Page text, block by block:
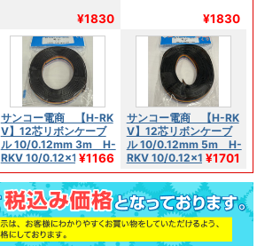
¥1830 ¥1830
サンコー電商 【H-RK
V】12芯リボンケーブ
ル 10/0.12mm 3m H-
RKV 10/0.12×12R L-3
¥1166
サンコー電商 【H-RK
V】12芯リボンケーブ
ル 10/0.12mm 5m H-
RKV 10/0.12×12R L-5
¥1701